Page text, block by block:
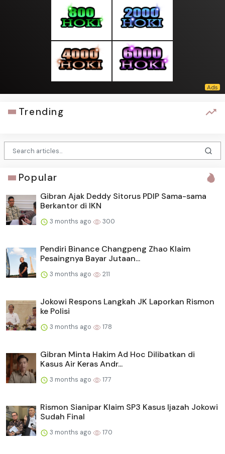
Trending
Popular
Gibran Ajak Deddy Sitorus PDIP Sama-sama
Berkantor di IKN
3 months ago 300
Pendiri Binance Changpeng Zhao Klaim
Pesaingnya Bayar Jutaan...
3 months ago 211
Jokowi Respons Langkah JK Laporkan Rismon
ke Polisi
3 months ago 178
Gibran Minta Hakim Ad Hoc Dilibatkan di
Kasus Air Keras Andr...
3 months ago 177
Rismon Sianipar Klaim SP3 Kasus Ijazah Jokowi
Sudah Final
3 months ago 170